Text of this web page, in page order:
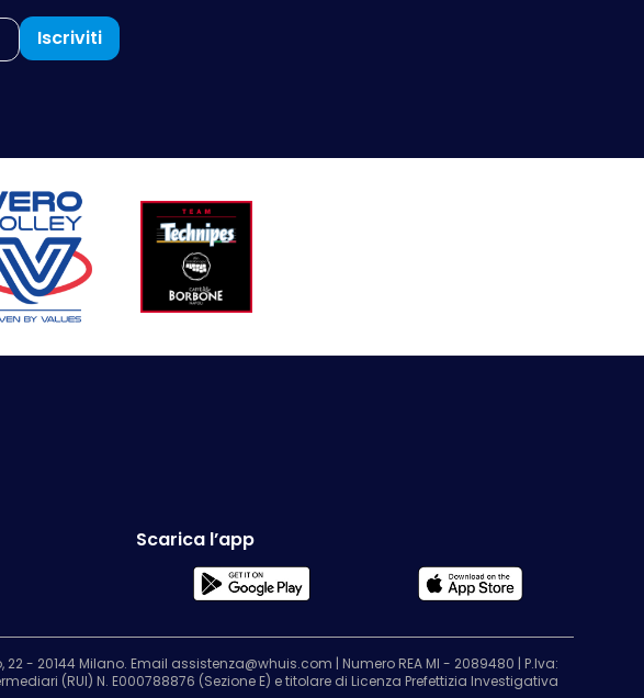
Iscriviti
Scarica l’app
- 20144 Milano. Email assistenza@whuis.com | Numero REA MI - 2089480 | P.Iva:
(RUI) N. E000788876 (Sezione E) e titolare di Licenza Prefettizia Investigativa